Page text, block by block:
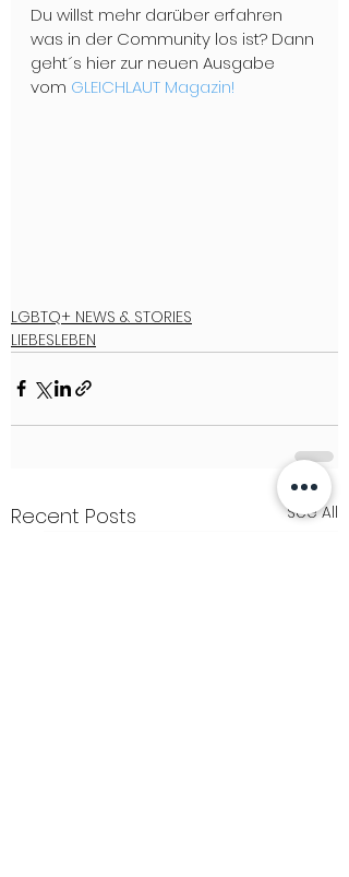
Du willst mehr darüber erfahren
was in der Community los ist? Dann
geht´s hier zur neuen Ausgabe
vom GLEICHLAUT Magazin!
LGBTQ+ NEWS & STORIES
LIEBESLEBEN
Recent Posts See All